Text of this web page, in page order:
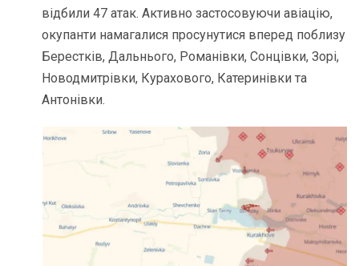
відбили 47 атак. Активно застосовуючи авіацію,
окупанти намагалися просунутися вперед поблизу
Берестків, Дальнього, Романівки, Сонцівки, Зорі,
Новодмитрівки, Курахового, Катеринівки та
Антонівки.